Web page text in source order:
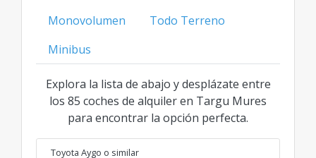
Monovolumen
Todo Terreno
Minibus
Explora la lista de abajo y desplázate entre
los 85 coches de alquiler en Targu Mures
para encontrar la opción perfecta.
Toyota Aygo o similar